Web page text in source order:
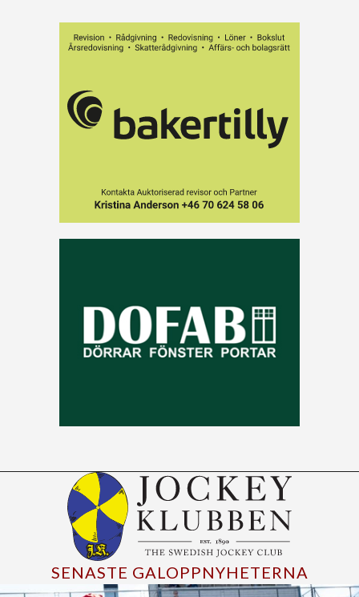
SENASTE GALOPPNYHETERNA